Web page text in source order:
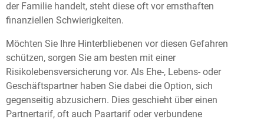
der Familie handelt, steht diese oft vor ernsthaften
finanziellen Schwierigkeiten.
Möchten Sie Ihre Hinterbliebenen vor diesen Gefahren
schützen, sorgen Sie am besten mit einer
Risikolebensversicherung vor. Als Ehe-, Lebens- oder
Geschäftspartner haben Sie dabei die Option, sich
gegenseitig abzusichern. Dies geschieht über einen
Partnertarif, oft auch Paartarif oder verbundene